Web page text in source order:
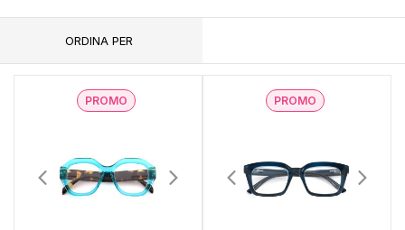
ORDINA PER
PROMO PROMO